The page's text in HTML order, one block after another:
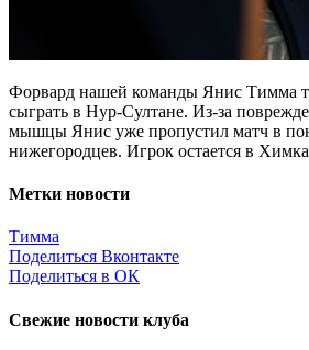
Форвард нашей команды Янис Тимма
сыграть в Нур-Султане. Из-за
мышцы Янис уже пропустил матч в
нижегородцев. Игрок остается в
Метки новости
Тимма
Поделиться Вконтакте
Поделиться в ОК
Свежие новости клуба